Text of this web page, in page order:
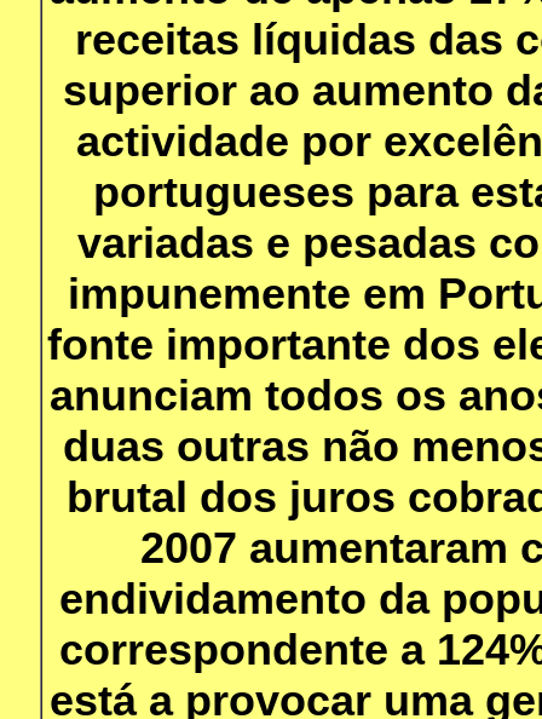
receitas líquidas das
superior ao aumento
actividade por
portugueses para
variadas e pesadas
impunemente em
fonte importante dos
anunciam todos os
duas outras não
brutal dos juros
2007 aumentaram
endividamento da
correspondente a
está a provocar uma